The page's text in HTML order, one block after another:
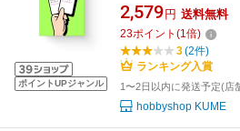
ポイントUPジャンル
2,579 円 送料無料
23ポイント (1倍)
3(2件)
ランキング入賞
1〜2日以内に発送予定(店
hobbyshop KUME